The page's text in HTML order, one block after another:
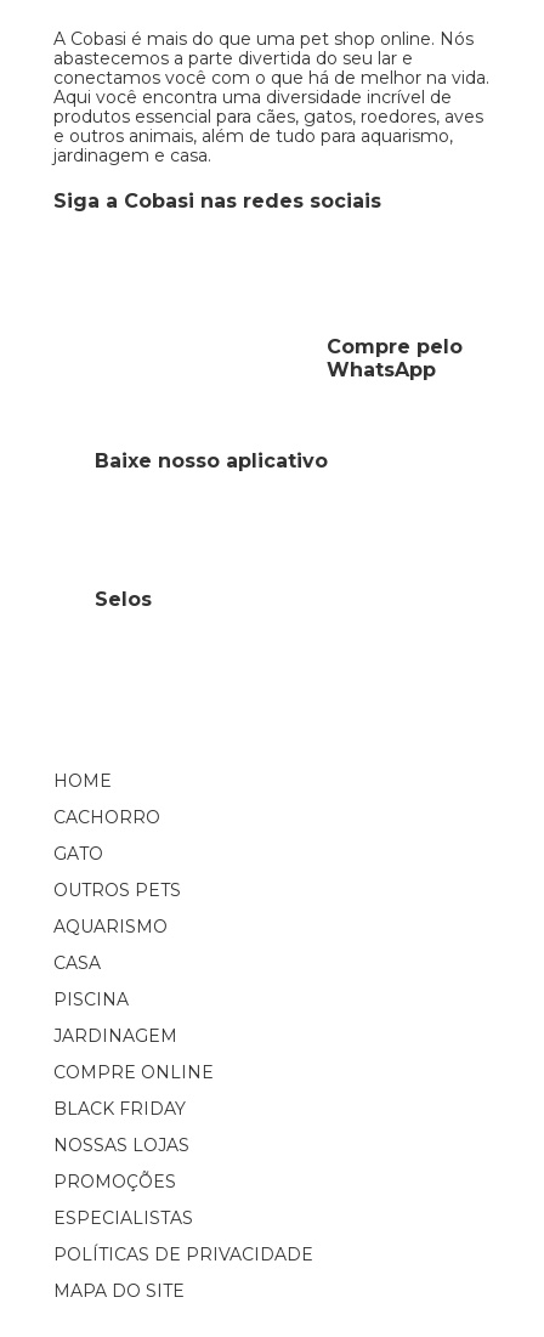
A Cobasi é mais do que uma pet shop online. Nós
abastecemos a parte divertida do seu lar e
conectamos você com o que há de melhor na vida.
Aqui você encontra uma diversidade incrível de
produtos essencial para cães, gatos, roedores, aves
e outros animais, além de tudo para aquarismo,
jardinagem e casa.
Siga a Cobasi nas redes sociais
Compre pelo
WhatsApp
HOME
CACHORRO
GATO
OUTROS PETS
AQUARISMO
CASA
PISCINA
JARDINAGEM
COMPRE ONLINE
BLACK FRIDAY
NOSSAS LOJAS
PROMOÇÕES
ESPECIALISTAS
POLÍTICAS DE PRIVACIDADE
MAPA DO SITE
Baixe nosso aplicativo
Selos